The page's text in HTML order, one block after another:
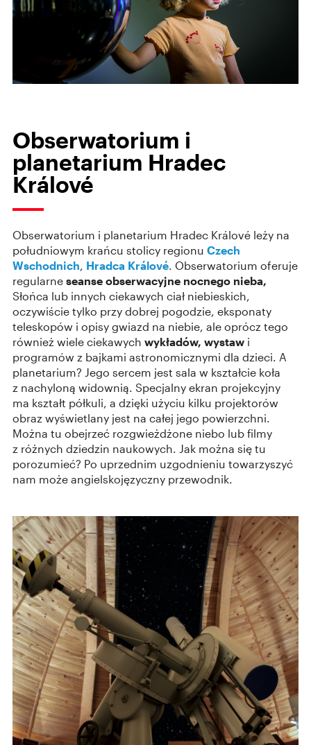
Obserwatorium i
planetarium Hradec
Králové
Obserwatorium i planetarium Hradec Králové leży na
południowym krańcu stolicy regionu Czech
Wschodnich Hradca Králové . Obserwatorium oferuje
regularne seanse obserwacyjne nocnego nieba,
Słońca lub innych ciekawych ciał niebieskich,
oczywiście tylko przy dobrej pogodzie, eksponaty
teleskopów i opisy gwiazd na niebie, ale oprócz tego
również wiele ciekawych wykładów, wystaw i
programów z bajkami astronomicznymi dla dzieci. A
planetarium? Jego sercem jest sala w kształcie koła
z nachyloną widownią. Specjalny ekran projekcyjny
ma kształt półkuli, a dzięki użyciu kilku projektorów
obraz wyświetlany jest na całej jego powierzchni.
Można tu obejrzeć rozgwieżdżone niebo lub filmy
z różnych dziedzin naukowych. Jak można się tu
porozumieć? Po uprzednim uzgodnieniu towarzyszyć
nam może angielskojęzyczny przewodnik.